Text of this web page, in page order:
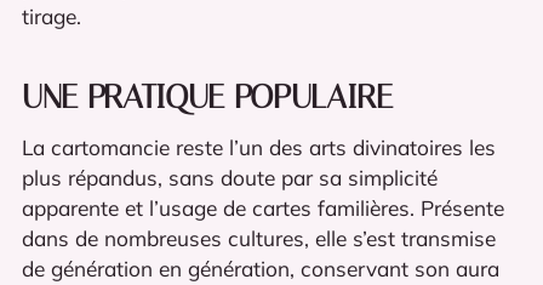
tirage.
UNE PRATIQUE POPULAIRE
La cartomancie reste l’un des arts divinatoires les
plus répandus, sans doute par sa simplicité
apparente et l’usage de cartes familières. Présente
dans de nombreuses cultures, elle s’est transmise
de génération en génération, conservant son aura